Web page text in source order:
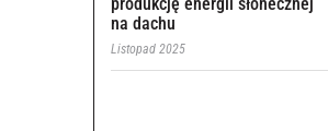
na dachu
Listopad 2025